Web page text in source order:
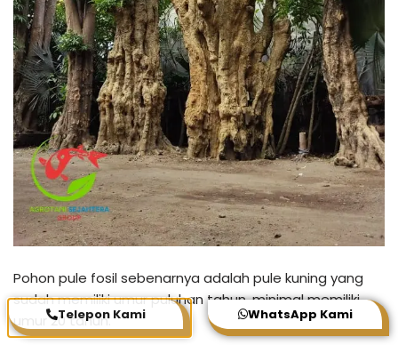
Pohon pule fosil sebenarnya adalah pule kuning yang
sudah memiliki umur puluhan tahun, minimal memiliki
umur 20 tahun.
Telepon Kami WhatsApp Kami